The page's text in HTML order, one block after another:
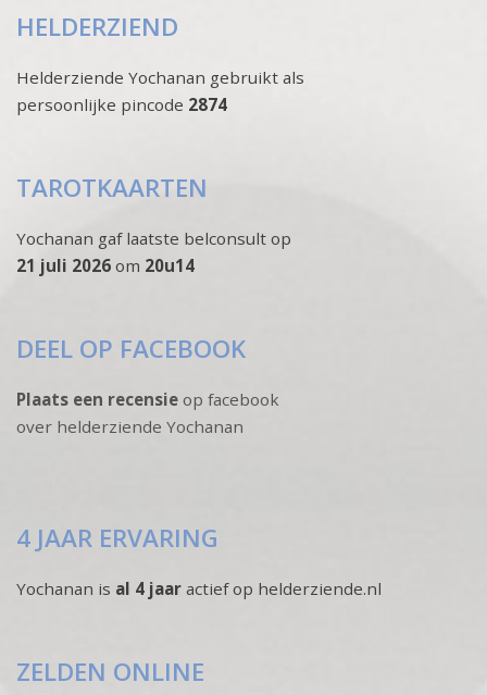
HELDERZIEND
Helderziende Yochanan gebruikt als
persoonlijke pincode 2874
TAROTKAARTEN
Yochanan gaf laatste belconsult op
21 juli 2026 om 20u14
DEEL OP FACEBOOK
Plaats een recensie op facebook
over helderziende Yochanan
4 JAAR ERVARING
Yochanan is al 4 jaar actief op helderziende.nl
ZELDEN ONLINE